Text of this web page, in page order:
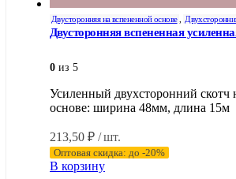
Двусторонняя на вспененной основе ,
Двусторонняя вспененная
0 из 5
Усиленный двухсторонний скотч
основе: ширина 48мм, длина 15м
213,50 ₽ / шт.
Оптовая скидка: до -20%
В корзину